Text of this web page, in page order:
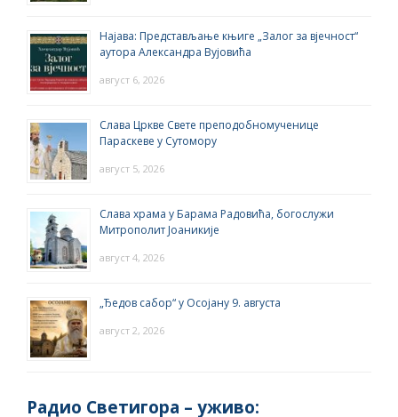
Најава: Представљање књиге „Залог за вјечност“
аутора Александра Вујовића
август 6, 2026
Слава Цркве Свете преподобномученице
Параскеве у Сутомору
август 5, 2026
Слава храма у Барама Радовића, богослужи
Митрополит Јоаникије
август 4, 2026
„Ђедов сабор“ у Осојану 9. августа
август 2, 2026
Радио Светигора – yживо: